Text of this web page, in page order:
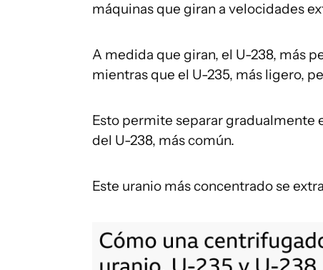
máquinas que giran a velocidades
A medida que giran, el U-238, más
mientras que el U-235, más ligero,
Esto permite separar gradualmente
del U-238, más común.
Este uranio más concentrado se